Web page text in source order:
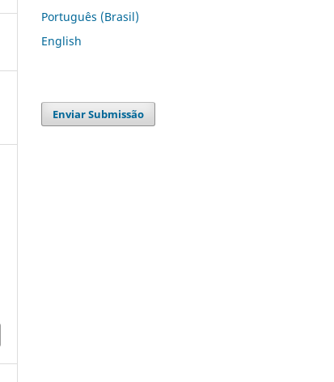
Português (Brasil)
English
Enviar Submissão